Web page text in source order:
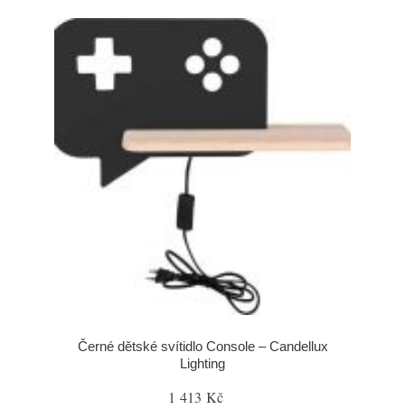
Černé dětské svítidlo Console – Candellux
Lighting
1 413 Kč